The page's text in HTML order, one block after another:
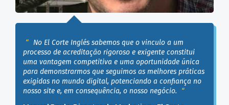
No El Corte Inglés sabemos que o vinculo a um
processo de acreditação rigoroso e exigente constitui
uma vantagem competitiva e uma oportunidade única
para demonstrarmos que seguimos as melhores práticas
exigidas no mundo digital, potenciando a confiança no
nosso site e, em consequência, o nosso negócio.